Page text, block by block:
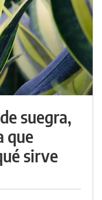
suegra,
que
sirve